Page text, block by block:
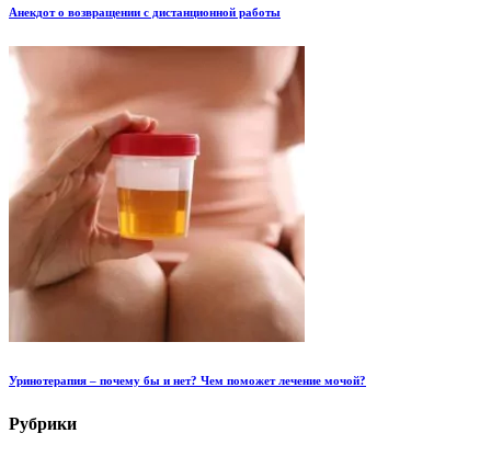
Анекдот о возвращении с дистанционной работы
Уринотерапия – почему бы и нет? Чем поможет лечение мочой?
Рубрики